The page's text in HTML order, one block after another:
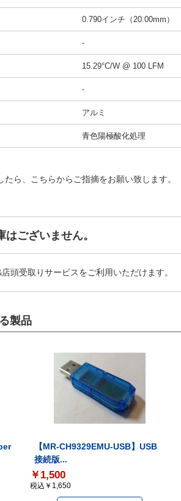
0.790インチ（20.00mm）
-
15.29°C/W @ 100 LFM
-
アルミ
青色陽極酸化処理
ら、こちらからご指摘をお願い致します。
ございません。
頭受取りサービスをご利用いただけます。
製品
【MR-CH9329EMU-USB】USB
接続版...
￥1,500
税込￥1,650